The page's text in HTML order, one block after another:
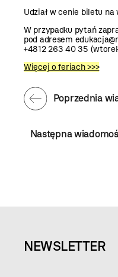
Udział w cenie biletu na
W przypadku pytań
pod adresem
+4812 263 40 35
Więcej o feriach >>>
Następna
Poprzednia
NEWSLETTER